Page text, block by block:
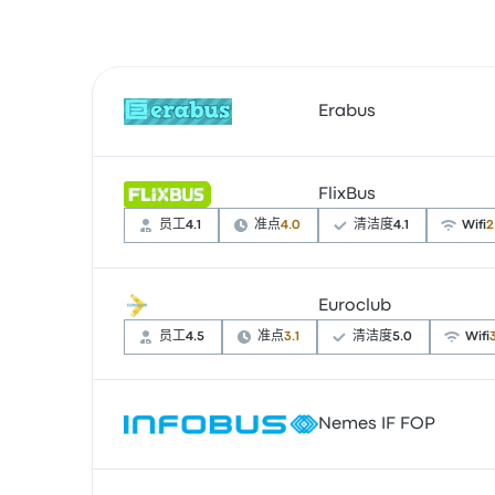
Erabus
根据 3 条评论，Erabus 提供的本行程被评为
FlixBus
员工4.1 准点4.0 清洁度4.1 Wifi
根据 15025 条评论，该公司在 Busbud 上被评
¥196 起
Euroclub
员工4.5 准点3.1 清洁度5.0 Wifi
根据 33 条评论，该公司在 Busbud 上被评为
Nemes IF FOP